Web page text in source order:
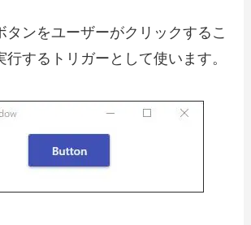
タンをユーザーがクリックするこ
行するトリガーとして使います。